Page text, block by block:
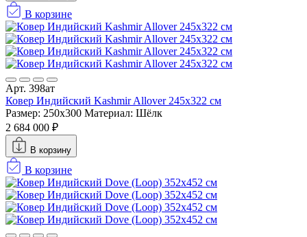
В корзине
Арт. 398ат
Ковер Индийский Kashmir Allover 245x322 см
Размер: 250x300 Материал: Шёлк
2 684 000 ₽
В корзину
В корзине